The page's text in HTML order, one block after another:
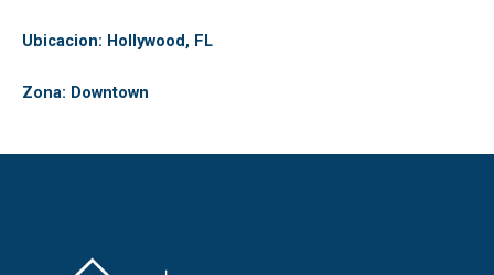
Ubicacion: Hollywood, FL
Zona: Downtown